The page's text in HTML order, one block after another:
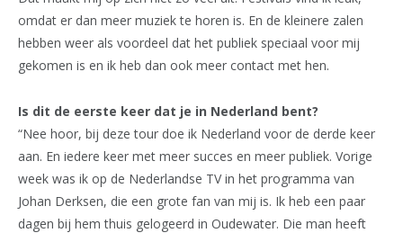
omdat er dan meer muziek te horen is. En de kleinere zalen
hebben weer als voordeel dat het publiek speciaal voor mij
gekomen is en ik heb dan ook meer contact met hen.
Is dit de eerste keer dat je in Nederland bent?
“Nee hoor, bij deze tour doe ik Nederland voor de derde keer
aan. En iedere keer met meer succes en meer publiek. Vorige
week was ik op de Nederlandse TV in het programma van
Johan Derksen, die een grote fan van mij is. Ik heb een paar
dagen bij hem thuis gelogeerd in Oudewater. Die man heeft